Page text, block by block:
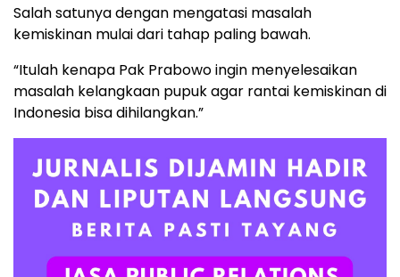
Salah satunya dengan mengatasi masalah
kemiskinan mulai dari tahap paling bawah.
“Itulah kenapa Pak Prabowo ingin menyelesaikan
masalah kelangkaan pupuk agar rantai kemiskinan di
Indonesia bisa dihilangkan.”